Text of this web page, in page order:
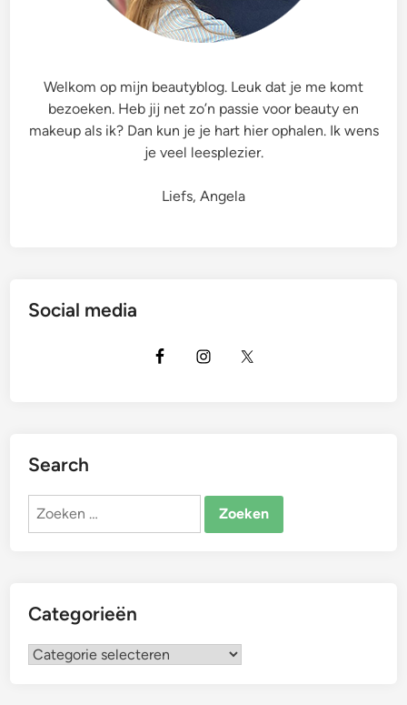
Welkom op mijn beautyblog. Leuk dat je me komt
bezoeken. Heb jij net zo’n passie voor beauty en
makeup als ik? Dan kun je je hart hier ophalen. Ik wens
je veel leesplezier.
Liefs, Angela
Social media
Search
Zoeken
Categorieën
Categorieën